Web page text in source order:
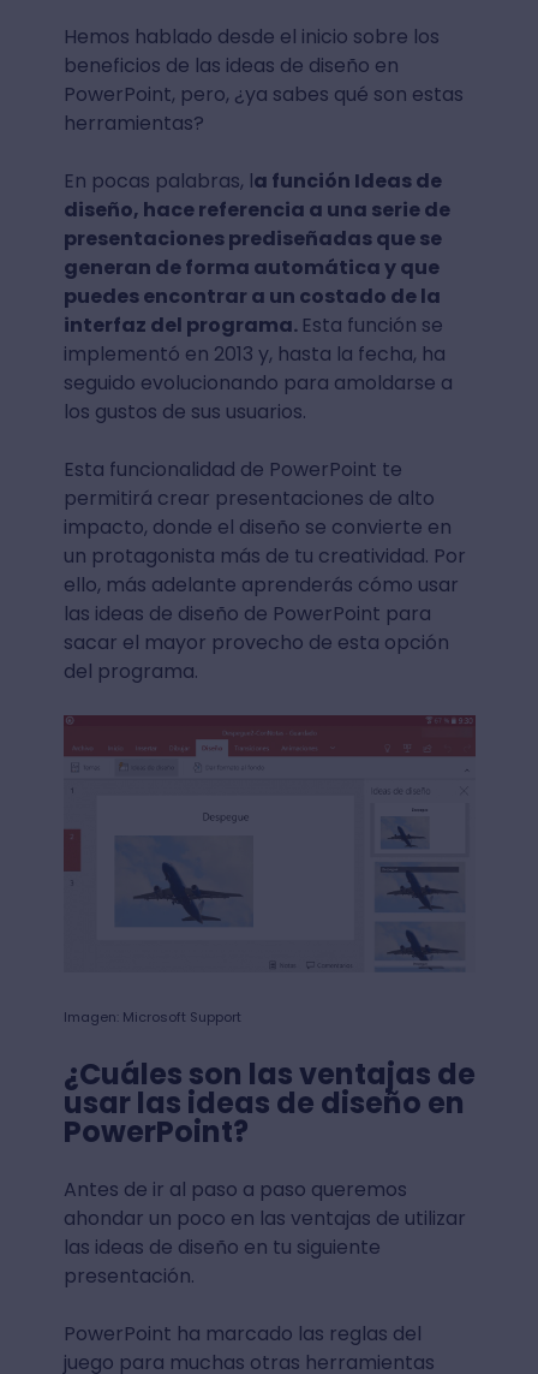
Hemos hablado desde el inicio sobre los
beneficios de las ideas de diseño en
PowerPoint, pero, ¿ya sabes qué son estas
herramientas?
En pocas palabras, la función Ideas de
diseño, hace referencia a una serie de
presentaciones prediseñadas que se
generan de forma automática y que
puedes encontrar a un costado de la
interfaz del programa. Esta función se
implementó en 2013 y, hasta la fecha, ha
seguido evolucionando para amoldarse a
los gustos de sus usuarios.
Esta funcionalidad de PowerPoint te
permitirá crear presentaciones de alto
impacto, donde el diseño se convierte en
un protagonista más de tu creatividad. Por
ello, más adelante aprenderás cómo usar
las ideas de diseño de PowerPoint para
sacar el mayor provecho de esta opción
del programa.
Imagen: Microsoft Support
¿Cuáles son las ventajas de
usar las ideas de diseño en
PowerPoint?
Antes de ir al paso a paso queremos
ahondar un poco en las ventajas de utilizar
las ideas de diseño en tu siguiente
presentación.
PowerPoint ha marcado las reglas del
juego para muchas otras herramientas